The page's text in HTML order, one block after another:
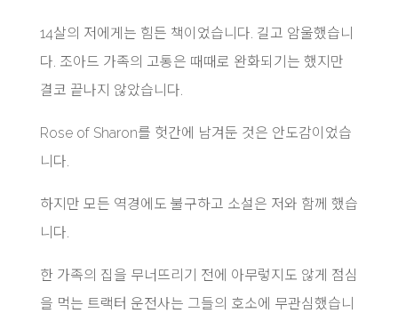
14살의 저에게는 힘든 책이었습니다. 길고 암울했습니
다. 조아드 가족의 고통은 때때로 완화되기는 했지만
결코 끝나지 않았습니다.
Rose of Sharon를 헛간에 남겨둔 것은 안도감이었습
니다.
하지만 모든 역경에도 불구하고 소설은 저와 함께 했습
니다.
한 가족의 집을 무너뜨리기 전에 아무렇지도 않게 점심
을 먹는 트랙터 운전사는 그들의 호소에 무관심했습니